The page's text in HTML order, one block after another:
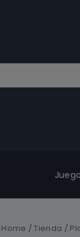
Home / Tienda /